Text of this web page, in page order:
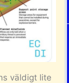
väldigt lite